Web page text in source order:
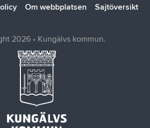
Om webbplatsen
Sajtöversikt
2026 • Kungälvs kommun.